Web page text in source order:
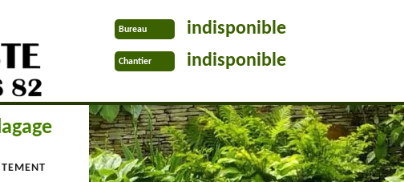
Bureau indisponible
Chantier indisponible